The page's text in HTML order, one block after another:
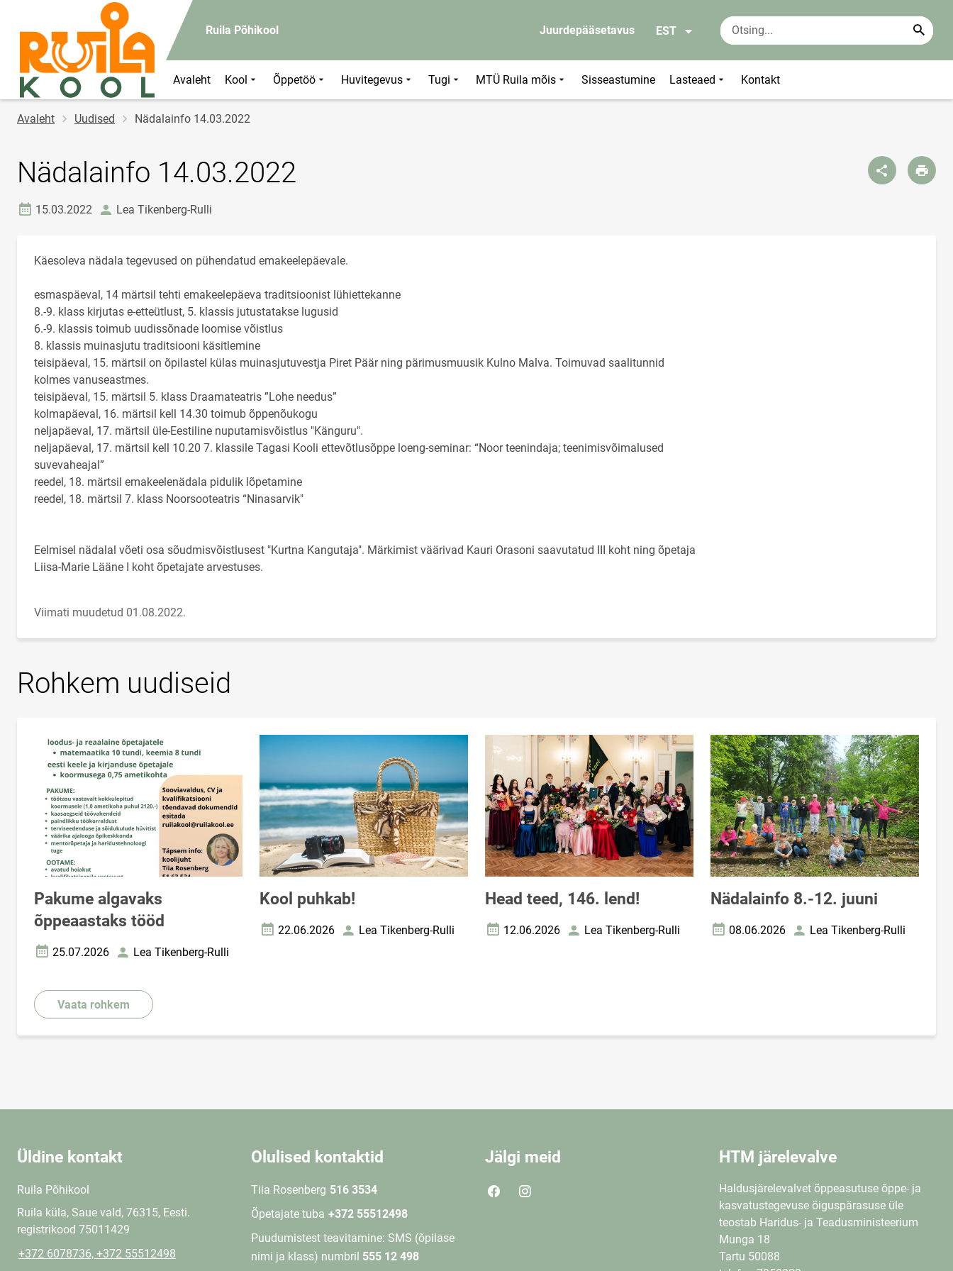
Ruila Põhikool Juurdepääsetavus EST
Avaleht Kool Õppetöö Huvitegevus Tugi MTÜ Ruila mõis Sisseastumine Lasteaed Kontakt
Jälglink
Avaleht Uudised Nädalainfo 14.03.2022
Nädalainfo 14.03.2022
Loomise kuupäev
15.03.2022 autorLea Tikenberg-Rulli
Käesoleva nädala tegevused on pühendatud emakeelepäevale.
esmaspäeval, 14 märtsil tehti emakeelepäeva traditsioonist lühiettekanne
8.-9. klass kirjutas e-etteütlust, 5. klassis jutustatakse lugusid
6.-9. klassis toimub uudissõnade loomise võistlus
8. klassis muinasjutu traditsiooni käsitlemine
teisipäeval, 15. märtsil on õpilastel külas muinasjutuvestja Piret Päär ning pärimusmuusik Kulno Malva. Toimuvad saalitunnid
kolmes vanuseastmes.
teisipäeval, 15. märtsil 5. klass Draamateatris ”Lohe needus”
kolmapäeval, 16. märtsil kell 14.30 toimub õppenõukogu
neljapäeval, 17. märtsil üle-Eestiline nuputamisvõistlus "Känguru".
neljapäeval, 17. märtsil kell 10.20 7. klassile Tagasi Kooli ettevõtlusõppe loeng-seminar: “Noor teenindaja; teenimisvõimalused
suvevaheajal”
reedel, 18. märtsil emakeelenädala pidulik lõpetamine
reedel, 18. märtsil 7. klass Noorsooteatris “Ninasarvik"
Eelmisel nädalal võeti osa sõudmisvõistlusest "Kurtna Kangutaja". Märkimist väärivad Kauri Orasoni saavutatud III koht ning õpetaja
Liisa-Marie Lääne I koht õpetajate arvestuses.
Viimati muudetud 01.08.2022.
Rohkem uudiseid
Pakume algavaks
õppeaastaks tööd
Loomise kuupäev
25.07.2026 AutorLea Tikenberg-Rulli
Kool puhkab!
Loomise kuupäev
22.06.2026 AutorLea Tikenberg-Rulli
Head teed, 146. lend!
Loomise kuupäev
12.06.2026 AutorLea Tikenberg-Rulli
Nädalainfo 8.-12. juuni
Loomise kuupäev
08.06.2026 AutorLea Tikenberg-Rulli
Vaata rohkem
Üldine kontakt
Ruila Põhikool
Ruila küla, Saue vald, 76315, Eesti.
registrikood 75011429
+372 6078736, +372 55512498
Olulised kontaktid
Tiia Rosenberg 516 3534
Õpetajate tuba +372 55512498
Puudumistest teavitamine: SMS (õpilase
nimi ja klass) numbril 555 12 498
Jälgi meid HTM järelevalve
Haldusjärelevalvet õppeasutuse õppe- ja
kasvatustegevuse õiguspärasuse üle
teostab Haridus- ja Teadusministeerium
Munga 18
Tartu 50088